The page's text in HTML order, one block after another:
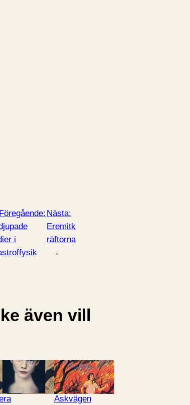
Föregående:
i
Nästa:
Eremitk
räftorna
→
även vill
Askvägen